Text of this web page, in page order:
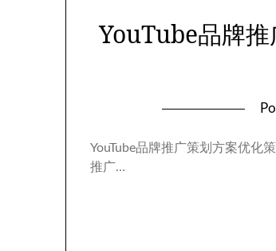
YouTube品牌
YouTube品牌推广策划方案优化
推广…